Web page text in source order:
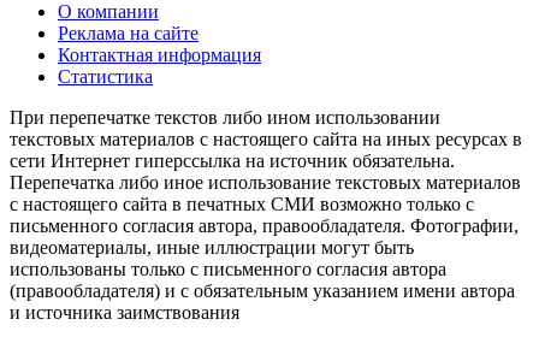
О компании
Реклама на сайте
Контактная информация
Статистика
При перепечатке текстов либо ином использовании
текстовых материалов с настоящего сайта на иных ресурсах в
сети Интернет гиперссылка на источник обязательна.
Перепечатка либо иное использование текстовых материалов
с настоящего сайта в печатных СМИ возможно только с
письменного согласия автора, правообладателя. Фотографии,
видеоматериалы, иные иллюстрации могут быть
использованы только с письменного согласия автора
(правообладателя) и с обязательным указанием имени автора
и источника заимствования